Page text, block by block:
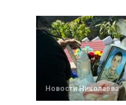
Новости Николаева